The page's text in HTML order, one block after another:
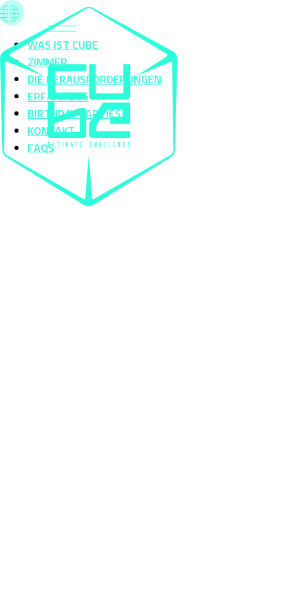
WAS IST CUBE
ZIMMER
DIE HERAUSFORDERUNGEN
ERFAHRUNG
BIRTHDAY PARTIES
KONTAKT
FAQS